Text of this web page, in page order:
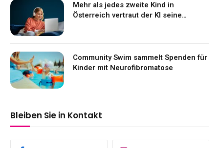
Mehr als jedes zweite Kind in
Österreich vertraut der KI seine
Community Swim sammelt Spenden für
Kinder mit Neurofibromatose
Bleiben Sie in Kontakt